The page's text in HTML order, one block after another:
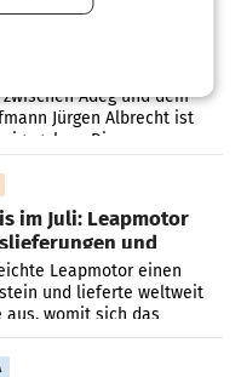
1.1.2027 auf Adeg
Adeg und dem
Jürgen Albrecht ist
Die
und der
im Juli: Leapmotor
und
100.000er-Marke
Leapmotor einen
und lieferte weltweit
aus, womit sich das
Juli 2025 mehr als